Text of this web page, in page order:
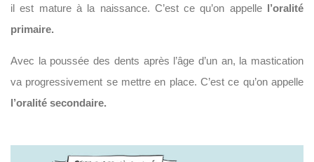
il est mature à la naissance. C’est ce qu’on appelle l’oralité
primaire.
Avec la poussée des dents après l’âge d’un an, la mastication
va progressivement se mettre en place. C’est ce qu’on appelle
l’oralité secondaire.